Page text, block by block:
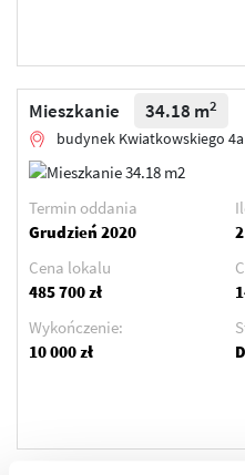
Mieszkanie 34.18 m2
budynek Kwiatkowskiego 4a
Termin oddania
Grudzień 2020
2
Cena lokalu
485 700 zł
Wykończenie:
10 000 zł